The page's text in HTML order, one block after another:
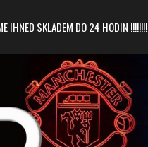
IHNED SKLADEM DO 24 HODIN !!!!!!!!